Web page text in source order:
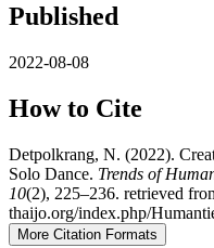
Published
2022-08-08
How to Cite
Detpolkrang, N. (2022).
Solo Dance. Trends of
10(2), 225–236. retrieved
thaijo.org/index.php/
More Citation Formats